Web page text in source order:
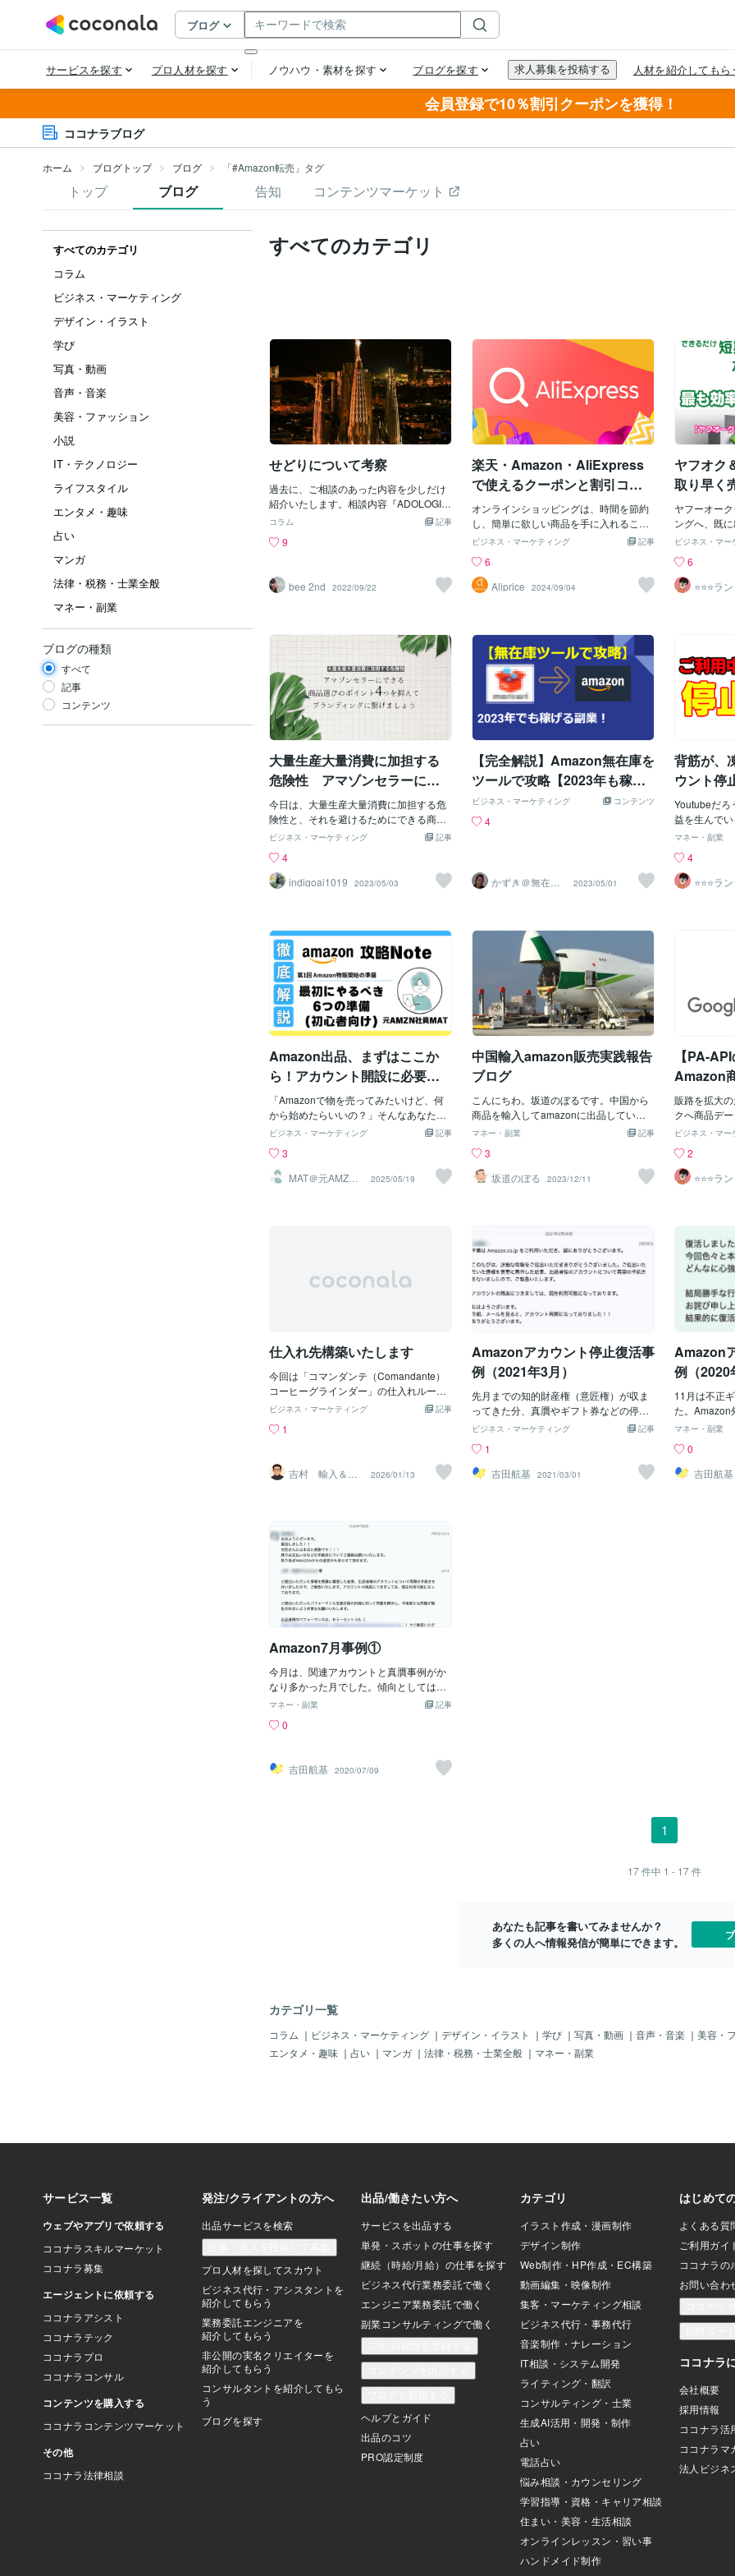
会員登録で10％割引クーポンを獲得！
ココナラブログ
ホーム ブログトップ ブログ 「#Amazon転売」タグ
トップ ブログ 告知 コンテンツマーケット
すべてのカテゴリ
コラム
ビジネス・マーケティング
デザイン・イラスト
学び
写真・動画
音声・音楽
美容・ファッション
小説
IT・テクノロジー
ライフスタイル
エンタメ・趣味
占い
マンガ
法律・税務・士業全般
マネー・副業
ブログの種類
すべて
記事
コンテンツ
すべてのカテゴリ
せどりについて考察
過去に、ご相談のあった内容を少しだけ
紹介いたします。相談内容『ADOLOGI
NASシステム ドロップシッピング』と
て独立を考え始めました。すでに資料請
で不安な点として、下記があります。・
目標利益を８０％の人が達成している実
されないという意見が多い・リサーチし
商品登録しようとしても理由をつけ登録
せずに、 自社運用アカウントで販売し
ている・クレーム率が５％と聞いていた
が、中国製品の出品のためクレームが
非常に多いと記載あり・説明会ではアメ
リカAmazonから購入し出品と聞いてお
り、中国サイトとは 聞いていない・Am
azonはせどりに厳しくアカウント停止の
恐れがあると記載があり実際にはどうな
のか、少しでも情報がありましたら教え
てください。回答内容ADOLOGIについて
確認しました。基本の仕組みは、せどり
と同じです。『安く仕入れて高く売る』
『差益をつくる事業』です。せどりのポ
イントは、売れている商品を見つけるこ
とに時間を費やし、仕入れと同時に利益
が確定している状況を作れるかどうかが
サーチして実際に出品できる商品を見つ
けることが困難・システムダウンにより
利用できないことがある・中国商品の質
に疑問があり、返品となることがある・
仕入れよりも安く卸すしかなくなること
があり根本が覆った・アカウントの停止
は理由もなく起こる・サポートに問い合
わせても一般的な内容しか返ってこない
取
記事
コラム
9
bee 2nd 2022/09/22
楽天・Amazon・AliExpress
で使えるクーポンと割引コー
ド完全ガイド：お得な買い物
術を徹底解説
オンラインショッピングは、時間を節約
し、簡単に欲しい商品を手に入れること
ができる便利な方法です。しかし、クー
で、さらにお得に買い物を楽しむことが
できます。今回は、楽天、Amazon、Yah
oo!ショッピング、AliExpressなど、日本
を5つのポイントに分けて解説します。
1. 楽天市場でのクーポン探しのコツと効
果的な使い方 楽天市場は、日本で最も利
用されているオンラインショッピングモ
ールの一つです。楽天では、店舗ごとに
発行されるクーポンや、楽天スーパーセ
ポンなど、さまざまなクーポンが提供さ
れています。これらのクーポンを見逃さ
ずに活用するためには、事前にクーポン
ページを定期的にチェックし、お気に入
りの商品に使えるクーポンがあるかを確
認しておくことが大切です。 また、楽天
とも重要です。楽天ポイントとの併用も
可能なので、ポイントアップキャンペー
引コードの活用法と注意点 Amazonで
は、特定の商品や期間限定で利用できる
割引コードが頻繁に配布されています。
これらの割引コードは、商品ページやプ
ロモーションページに記載されているこ
とが多いため、見逃さないようにしまし
ょう。割引コードを使用する際には、購
入手続きの画面でコードを入力すること
で、割引が適用されます
記事
ビジネス・マーケティング
6
Aliprice
2024/09/04
ヤフオク
取り早く
ヤフーオー
ングへ、既
度商品が揃
す。いま、
る方法とし
とにかく商
昔前に流行
に時間をか
いうのは、
るという点
法かと思い
成、掠め取
ナウィルス
生の方、在
経済不況の
参入されて
代、群雄割
は、「いつも
に、なぜか
が低迷した
す。そこで
促費（注目
ども、1つの
が、それよ
方法があり
とは、ズバ
直し】です
ビジネス・マー
6
⭐️⭐️⭐️ラ
フオクマ
大量生産大量消費に加担する
危険性 アマゾンセラーにで
きる商品選びのポイント4つを
抑えてブランディングに繋げ
ましょう
今日は、大量生産大量消費に加担する危
険性と、それを避けるためにできる商品
選びについてお話ししたいと思います。
マゾンセラーにできる商品選びのポイン
ト4つを抑えてブランディングに繋げまし
ょう 大量生産大量消費とは何でしょう
す。例えば、100円ショップで売ってい
るようなものがそうですね。これは一見
便利でお得なように見えますが、実はい
ろいろな問題を引き起こしています。環
境への影響一つ目の問題は、環境への影
響です。大量生産するためには、たくさ
んの資源やエネルギーが必要です。 それ
らは地球から採り尽くされるかもしれま
せんし、排出されるゴミや汚染物質は地
球を汚してしまいます。 また、大量消費
するためには、たくさんのものを買って
使いますが、そのほとんどはすぐに捨て
られます。それらはゴミとなって山や海
に溜まってしまい、動植物に悪影響を与
人間への影響です。 大量生産するために
は、安くて早く作らなければなりませ
ん。そのために、労働者は低賃金で長時
ものや幸せを見失ったりします。 商品選
びの際に気を付けるポイント では、アマ
です。具体的には、以下のようなポイン
記事
ビジネス・マーケティング
4
indigoai1019
2023/05/03
【完全解説】Amazon無在庫を
ツールで攻略【2023年も稼げ
る！】
コンテンツ
ビジネス・マーケティング
4
かずき＠無在庫
物販総合研究
2023/05/01
背筋が、
ウント停
Youtubeだろ
益を生んで
る通知の中
いる方は、し
う知識を事
きましょう
させて頂い
の内、売上
トフォーム
ご飯が喉を
はないでし
とでもなり
ゃ、それだ
バンなんて、
な事なんだ
たいもので
きているな
国がしている
ゃないです
も、実は、
程度なにも
く、その友
が、一緒に
はなく、も
にそれ、め
って、はは
の不幸は蜜
したね。 し
マネー・副業
4
⭐️⭐️⭐️ラ
フオクマ
Amazon出品、まずはここか
ら！アカウント開設に必要な
準備とは？
「Amazonで物を売ってみたいけど、何
から始めたらいいの？」そんなあなたに
向けて、Amazon出品の第一歩となる
けわかりやすく、数回にわたって丁寧に
解説していきます。はじめに：「売りた
い」気持ちが行動に変わる瞬間最近、身
人それぞれ。でも共通しているのは、
「何から始めればいいのか分からない」
を紹介します。大丈夫。道具が揃ってい
カウントとは？簡単に言うと「Amazon
にお店を出す鍵」まず前提として、Amaz
onで商品を販売するには「セラーアカウ
ント（出品者アカウント）」という特別
の中に自分のお店を持つようなもので
す。そして、そのお店を始めるには“契
進められる登録作業です。ただし、審査
は年々厳しくなっており、「なんとな
く」で進めると途中で止まってしまうケ
ースが少なくありません。6つの準備物を
そろえよう！ここで紹介する6つの準備が
できていれば、審査でつまずく確率を大
幅に減らせます。✅ 1. 顔写真付きの本人
確認書類まず必要なのは「顔写真付きの
本人確認書類」です。これはあな
記事
ビジネス・マーケティング
3
MAT＠元AMZN
2025/05/19
中国輸入amazon販売実践報告
ブログ
こんにちわ。坂道のぼるです。中国から
商品を輸入してamazonに出品していま
す。ようやく月の売上が100万円を超え
す。参考になればうれしいです。お荷物
は飛行機で飛んできます…。
記事
マネー・副業
3
坂道のぼる
2023/12/11
【PA-
Amazon
販路を拡大
クへ商品デ
A-APIがない
討中…月額費
円程度の単
のではない
ト情報も膨
るプログラ
ース自体を
ない…面倒
ビジネス・マー
2
⭐️⭐️⭐️ラ
フオクマ
仕入れ先構築いたします
今回は「コマンダンテ（Comandante）
コーヒーグラインダー」の仕入れルート
を作っていきます今回は、コーヒー好き
ンテ（Comandante）コーヒーグライン
築できるかどうか を検証していきます。
「単価が高い」「評価が良く売れ行きも
ど、仕入れは結構難しい ケースが多いで
す。今回はそこを、実務目線で見ていき
ます。画像Amazonサイトにてなぜ今
回、コマンダンテなのか理由はとても分
かりやすいです。コーヒーグラインダー
の中では“定番中の定番”Amazonでも常に
一定の需要がある単価が高く、利益計算
上はかなり魅力的物販をやっている人な
ら、一度は「これ、仕入れられたら強い
な」と考える商品です。だからこそ、本
当にルートが作れるのか？ を検証する価
値があります。Amazonでの販売状況を
確認するAmazonを確認すると、コマン
います。価格帯：3万円前後出品者数：海
数・評価：非常に高い数字だけを見る
と、「かなりおいしそう」に見えるのが
記事
ビジネス・マーケティング
1
吉村 輸入＆物
販 代行行いま
2026/01/13
Amazonアカウント停止復活事
例（2021年3月）
先月までの知的財産権（意匠権）が収ま
ってきた分、真贋やギフト券などの停止
が増えてきたイメージです。なぜか12月-
ましたが、今月からは一般的な数の商標
権侵害が発生しているにとどまっている
ことから、意匠権はひと段落したものと
記事
ビジネス・マーケティング
1
吉田航基
2021/03/01
Amazon
例（2020
11月は不正
た。Amazon
を購入する
券が転売され
出品アカウ
ログインす
マネー・副業
0
吉田航基
Amazon7月事例①
今月は、関連アカウントと真贋事例がか
なり多かった月でした。傾向としては、
関連アカウントが最近増えているため、
と再実感です。そのため転売・せどりを
企業アカウントまで、突如停止になる事
例が多発しています。もし困っている方
記事
マネー・副業
0
吉田航基 2020/07/09
1
17件中 1 - 17件
あなたも記事を書いてみませんか？
多くの人へ情報発信が簡単にできます。
カテゴリ一覧
コラム ｜ ビジネス・マーケティング ｜ デザイン・イラスト ｜ 学び ｜ 写真・動画 ｜ 音声・音楽 ｜ 美容・
エンタメ・趣味 ｜ 占い ｜ マンガ ｜ 法律・税務・士業全般 ｜ マネー・副業